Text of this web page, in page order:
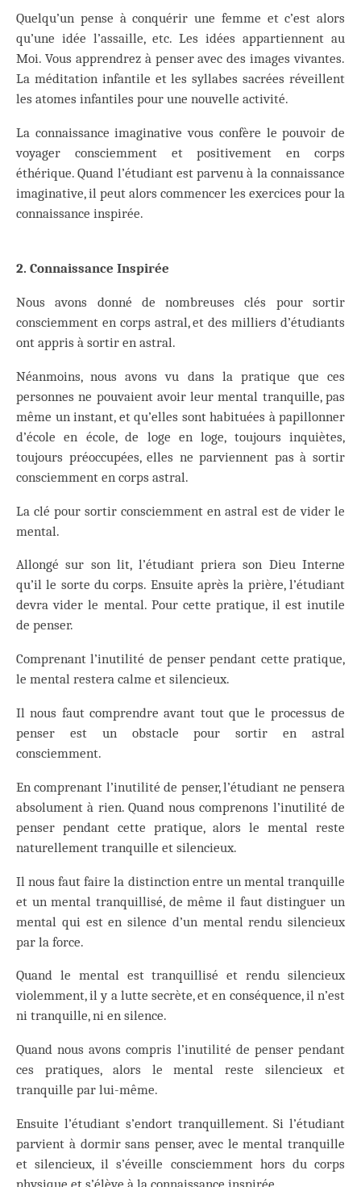
Quelqu’un pense à conquérir une femme et c’est alors
qu’une idée l’assaille, etc. Les idées appartiennent au
Moi. Vous apprendrez à penser avec des images vivantes.
La méditation infantile et les syllabes sacrées réveillent
les atomes infantiles pour une nouvelle activité.
La connaissance imaginative vous confère le pouvoir de
voyager consciemment et positivement en corps
éthérique. Quand l’étudiant est parvenu à la connaissance
imaginative, il peut alors commencer les exercices pour la
connaissance inspirée.
2. Connaissance Inspirée
Nous avons donné de nombreuses clés pour sortir
consciemment en corps astral, et des milliers d’étudiants
ont appris à sortir en astral.
Néanmoins, nous avons vu dans la pratique que ces
personnes ne pouvaient avoir leur mental tranquille, pas
même un instant, et qu’elles sont habituées à papillonner
d’école en école, de loge en loge, toujours inquiètes,
toujours préoccupées, elles ne parviennent pas à sortir
consciemment en corps astral.
La clé pour sortir consciemment en astral est de vider le
mental.
Allongé sur son lit, l’étudiant priera son Dieu Interne
qu’il le sorte du corps. Ensuite après la prière, l’étudiant
devra vider le mental. Pour cette pratique, il est inutile
de penser.
Comprenant l’inutilité de penser pendant cette pratique,
le mental restera calme et silencieux.
Il nous faut comprendre avant tout que le processus de
penser est un obstacle pour sortir en astral
consciemment.
En comprenant l’inutilité de penser, l’étudiant ne pensera
absolument à rien. Quand nous comprenons l’inutilité de
penser pendant cette pratique, alors le mental reste
naturellement tranquille et silencieux.
Il nous faut faire la distinction entre un mental tranquille
et un mental tranquillisé, de même il faut distinguer un
mental qui est en silence d’un mental rendu silencieux
par la force.
Quand le mental est tranquillisé et rendu silencieux
violemment, il y a lutte secrète, et en conséquence, il n’est
ni tranquille, ni en silence.
Quand nous avons compris l’inutilité de penser pendant
ces pratiques, alors le mental reste silencieux et
tranquille par lui-même.
Ensuite l’étudiant s’endort tranquillement. Si l’étudiant
parvient à dormir sans penser, avec le mental tranquille
et silencieux, il s’éveille consciemment hors du corps